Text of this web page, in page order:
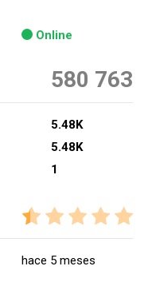
Online
580 763
5.48K
5.48K
1
hace 5 meses